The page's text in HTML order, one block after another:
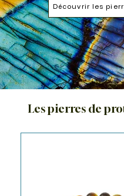
Découvrir les
Les pierres de